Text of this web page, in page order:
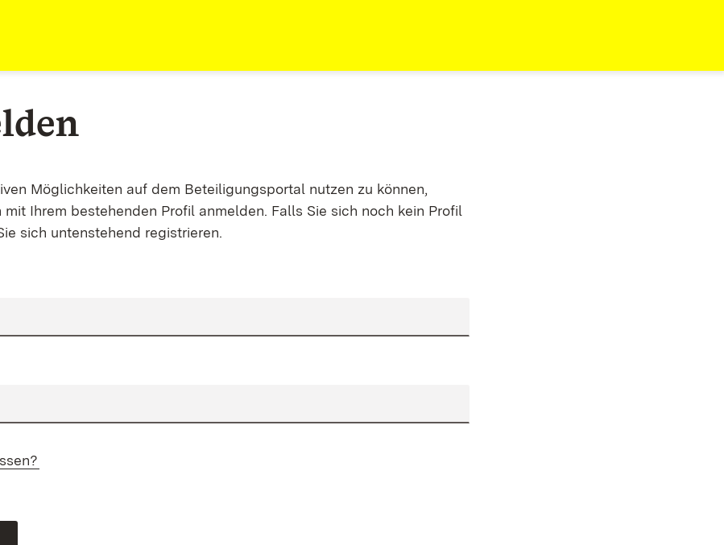
Möglichkeiten auf dem Beteiligungsportal nutzen zu können,
mit Ihrem bestehenden Profil anmelden. Falls Sie sich noch kein Profil
sich untenstehend registrieren.